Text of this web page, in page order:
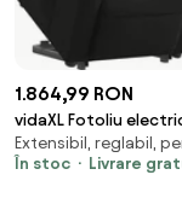
1.864,99 RON
vidaXL Fotoliu
cu ridicare, negru,
Extensibil, reglabil,
În stoc
Livrare